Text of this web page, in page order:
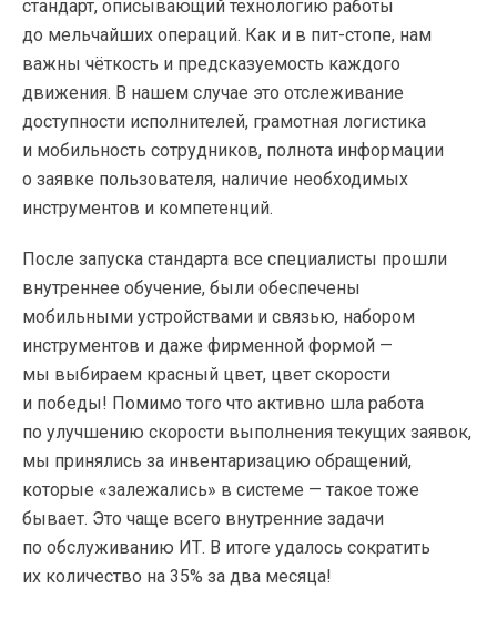
стандарт, описывающий технологию работы
до мельчайших операций. Как и в пит-стопе, нам
важны чёткость и предсказуемость каждого
движения. В нашем случае это отслеживание
доступности исполнителей, грамотная логистика
и мобильность сотрудников, полнота информации
о заявке пользователя, наличие необходимых
инструментов и компетенций.
После запуска стандарта все специалисты прошли
внутреннее обучение, были обеспечены
мобильными устройствами и связью, набором
инструментов и даже фирменной формой —
мы выбираем красный цвет, цвет скорости
и победы! Помимо того что активно шла работа
по улучшению скорости выполнения текущих заявок,
мы принялись за инвентаризацию обращений,
которые «залежались» в системе — такое тоже
бывает. Это чаще всего внутренние задачи
по обслуживанию ИТ. В итоге удалось сократить
их количество на 35% за два месяца!